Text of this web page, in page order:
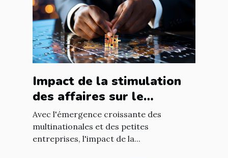
Impact de la stimulation
des affaires sur le
développement
économique mondial
Avec l'émergence croissante des
multinationales et des petites
entreprises, l'impact de la...